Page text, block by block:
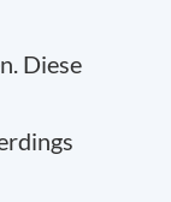
Diese